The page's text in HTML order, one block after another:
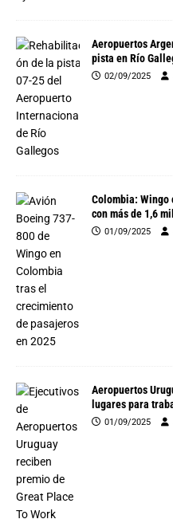
Aeropuertos
pista en Río
02/09/2025
Colombia: Wingo
con más de 1,6
01/09/2025
Aeropuertos
lugares para
01/09/2025